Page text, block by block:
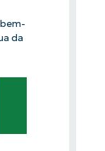
da